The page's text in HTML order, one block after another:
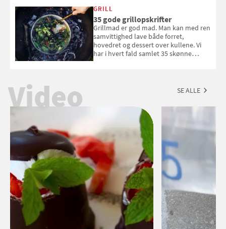
med i Samvirkes skønne vinquiz, hvor
du kan vinde 6 flasker vin fra Viña
Esmeralda. Konkurrencen slutter 1.
september 2026.
GRILL
35 gode grillopskrifter
Grillmad er god mad. Man kan med ren
samvittighed lave både forret,
hovedret og dessert over kullene. Vi
har i hvert fald samlet 35 skønne
Video SE ALLE